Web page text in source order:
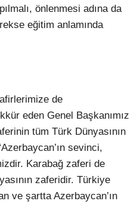
önlenmesi adına da
eğitim anlamında
de
eden Genel Başkanımız
tüm Türk Dünyasının
sevinci,
Karabağ zaferi de
zaferidir. Türkiye
ve şartta Azerbaycan’ın